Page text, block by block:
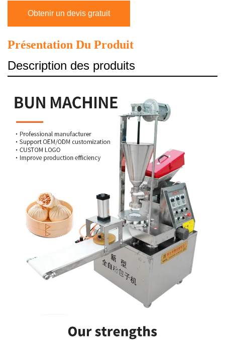
Obtenir un devis gratuit
Présentation Du Produit
Description des produits